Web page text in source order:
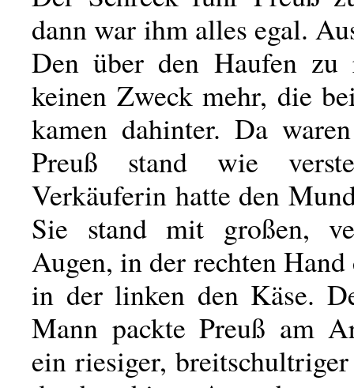
dann war ihm alles egal.
Den über den Haufen zu
keinen Zweck mehr, die
kamen dahinter. Da
Preuß stand wie
Verkäuferin hatte den
Sie stand mit großen,
Augen, in der rechten Hand
in der linken den Käse.
Mann packte Preuß am
ein riesiger,